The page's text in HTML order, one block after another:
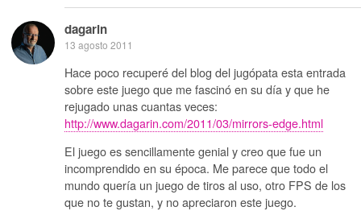
dagarin
13 agosto 2011
Hace poco recuperé del blog del jugópata esta entrada
sobre este juego que me fascinó en su día y que he
rejugado unas cuantas veces:
http://www.dagarin.com/2011/03/mirrors-edge.html
El juego es sencillamente genial y creo que fue un
incomprendido en su época. Me parece que todo el
mundo quería un juego de tiros al uso, otro FPS de los
que no te gustan, y no apreciaron este juego.